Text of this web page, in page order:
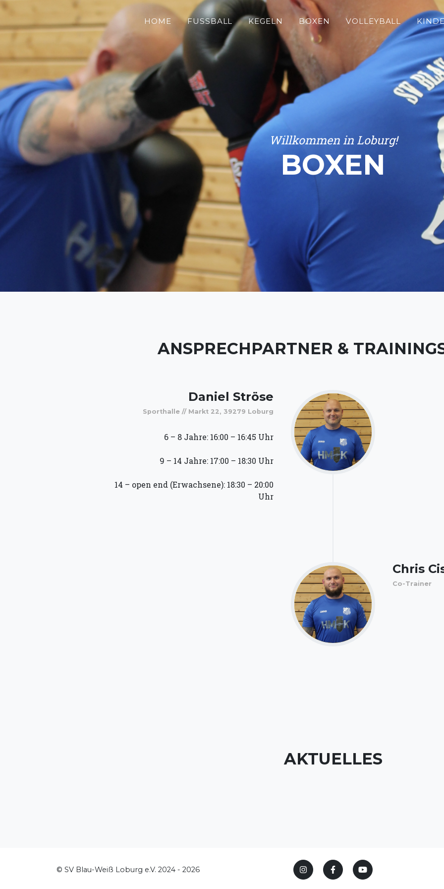
HOME FUSSBALL KEGELN BOXEN VOLLEYBALL
Willkommen in Loburg!
BOXEN
ANSPRECHPARTNER &
Daniel Ströse
Sporthalle // Markt 22, 39279 Loburg
6 – 8 Jahre: 16:00 – 16:45 Uhr
9 – 14 Jahre: 17:00 – 18:30 Uhr
14 – open end (Erwachsene): 18:30 – 20:00
Uhr
Chris
Co-Trainer
AKTUELLES
© SV Blau-Weiß Loburg e.V. 2024 - 2026